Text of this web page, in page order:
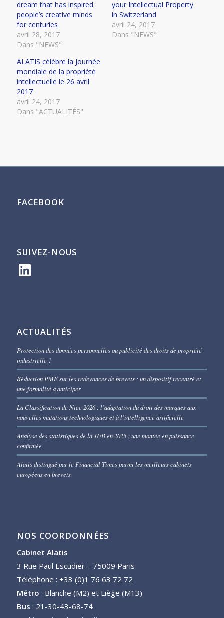
dream that has inspired
people’s creative minds
for centuries
avril 28, 2017
Dans "NEWS"
your Intellectual Property
in Switzerland
avril 24, 2017
Dans "NEWS"
ALATIS célèbre la Journée
mondiale de la propriété
intellectuelle le 26 avril
2017
avril 24, 2017
Dans "ACTUALITÉS"
FACEBOOK
SUIVEZ-NOUS
LinkedIn
ACTUALITÉS
Protection des données personnelles ou publicité des droits de propriété
industrielle ?
Réduction PME sur les redevances de brevets : un dispositif recentré et
une formalité à anticiper
La Classification de Nice 2026 : l’adaptation du droit des marques aux
nouvelles mutations technologiques et à l’intelligence artificielle
Analyse des statistiques de la JUB en 2025 : une montée en puissance
confirmée
Alatis distingué par le Financial Times parmi les meilleurs cabinets
européens en brevets
NOS COORDONNÉES
Cabinet Alatis
3 Rue Paul Escudier – 75009 Paris
Téléphone : +33 (0)1 76 63 72 72
Métro : Blanche (M2) et Liège (M13)
Bus : 21-30-43-68-74